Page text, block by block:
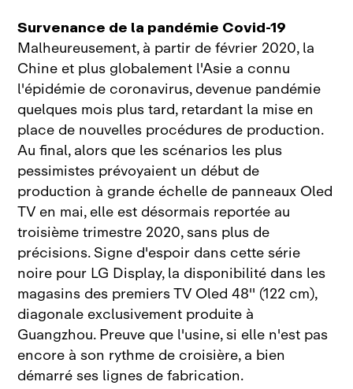
Survenance de la pandémie Covid‑19
Malheureusement, à partir de février 2020, la
Chine et plus globalement l'Asie a connu
l'épidémie de coronavirus, devenue pandémie
quelques mois plus tard, retardant la mise en
place de nouvelles procédures de production.
Au final, alors que les scénarios les plus
pessimistes prévoyaient un début de
production à grande échelle de panneaux Oled
TV en mai, elle est désormais reportée au
troisième trimestre 2020, sans plus de
précisions. Signe d'espoir dans cette série
noire pour LG Display, la disponibilité dans les
magasins des premiers TV Oled 48'' (122 cm),
diagonale exclusivement produite à
Guangzhou. Preuve que l'usine, si elle n'est pas
encore à son rythme de croisière, a bien
démarré ses lignes de fabrication.